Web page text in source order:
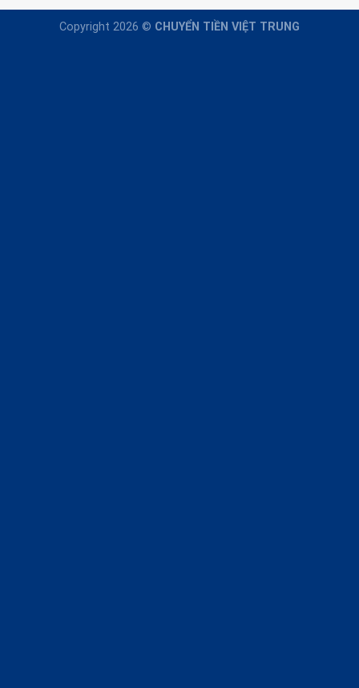
Copyright 2026 © CHUYỂN TIỀN VIỆT TRUNG